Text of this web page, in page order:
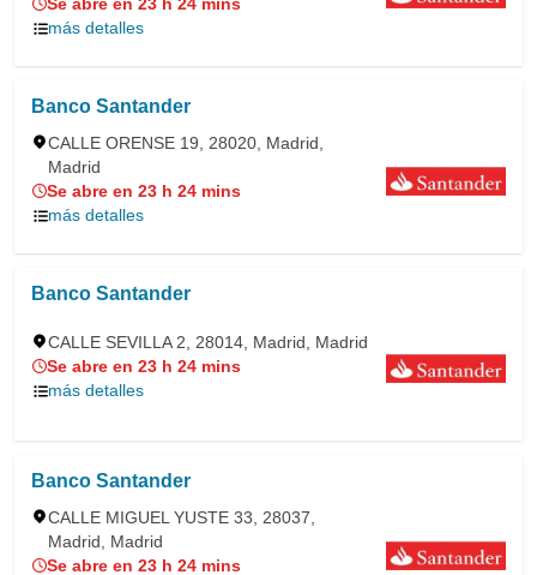
más detalles
Banco Santander
CALLE ORENSE 19, 28020, Madrid,
Madrid
Se abre en 23 h 24 mins
más detalles
Banco Santander
CALLE SEVILLA 2, 28014, Madrid, Madrid
Se abre en 23 h 24 mins
más detalles
Banco Santander
CALLE MIGUEL YUSTE 33, 28037,
Madrid, Madrid
Se abre en 23 h 24 mins